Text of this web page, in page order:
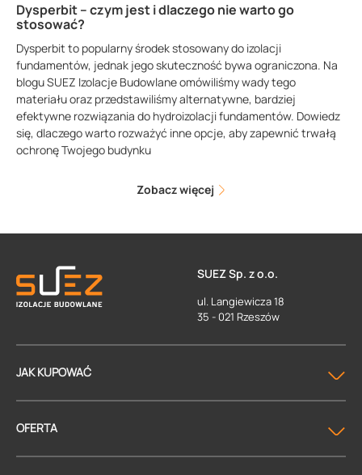
Dysperbit – czym jest i dlaczego nie warto go
stosować?
Dysperbit to popularny środek stosowany do izolacji
fundamentów, jednak jego skuteczność bywa ograniczona. Na
blogu SUEZ Izolacje Budowlane omówiliśmy wady tego
materiału oraz przedstawiliśmy alternatywne, bardziej
efektywne rozwiązania do hydroizolacji fundamentów. Dowiedz
się, dlaczego warto rozważyć inne opcje, aby zapewnić trwałą
ochronę Twojego budynku
Zobacz więcej
SUEZ Sp. z o.o.
ul. Langiewicza 18
35 - 021 Rzeszów
JAK KUPOWAĆ
OFERTA